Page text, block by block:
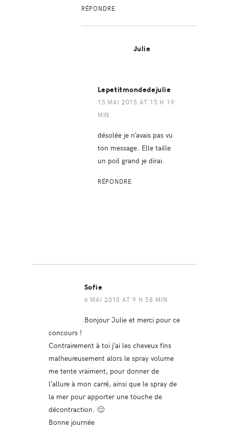
RÉPONDRE
Julie
Lepetitmondedejulie
15 MAI 2015 AT 15 H 19
MIN
désolée je n’avais pas vu
ton message. Elle taille
un poil grand je dirai.
RÉPONDRE
Sofie
6 MAI 2015 AT 9 H 58 MIN
Bonjour Julie et merci pour ce
concours !
Contrairement à toi j’ai les cheveux fins
malheureusement alors le spray volume
me tente vraiment, pour donner de
l’allure à mon carré, ainsi que le spray de
la mer pour apporter une touche de
décontraction. 🙂
Bonne journée